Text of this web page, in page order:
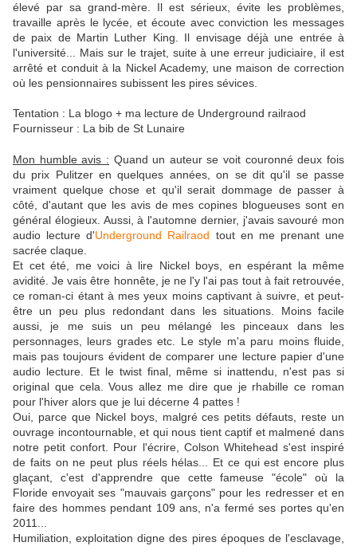
élevé par sa grand-mère. Il est sérieux, évite les problèmes,
travaille après le lycée, et écoute avec conviction les messages
de paix de Martin Luther King. Il envisage déjà une entrée à
l'université... Mais sur le trajet, suite à une erreur judiciaire, il est
arrêté et conduit à la Nickel Academy, une maison de correction
où les pensionnaires subissent les pires sévices.
Tentation : La blogo + ma lecture de Underground railraod
Fournisseur : La bib de St Lunaire
Mon humble avis : Quand un auteur se voit couronné deux fois
du prix Pulitzer en quelques années, on se dit qu'il se passe
vraiment quelque chose et qu'il serait dommage de passer à
côté, d'autant que les avis de mes copines blogueuses sont en
général élogieux. Aussi, à l'automne dernier, j'avais savouré mon
audio lecture d'Underground Railraod tout en me prenant une
sacrée claque.
Et cet été, me voici à lire Nickel boys, en espérant la même
avidité. Je vais être honnête, je ne l'y l'ai pas tout à fait retrouvée,
ce roman-ci étant à mes yeux moins captivant à suivre, et peut-
être un peu plus redondant dans les situations. Moins facile
aussi, je me suis un peu mélangé les pinceaux dans les
personnages, leurs grades etc. Le style m'a paru moins fluide,
mais pas toujours évident de comparer une lecture papier d'une
audio lecture. Et le twist final, même si inattendu, n'est pas si
original que cela. Vous allez me dire que je rhabille ce roman
pour l'hiver alors que je lui décerne 4 pattes !
Oui, parce que Nickel boys, malgré ces petits défauts, reste un
ouvrage incontournable, et qui nous tient captif et malmené dans
notre petit confort. Pour l'écrire, Colson Whitehead s'est inspiré
de faits on ne peut plus réels hélas... Et ce qui est encore plus
glaçant, c'est d'apprendre que cette fameuse "école" où la
Floride envoyait ses "mauvais garçons" pour les redresser et en
faire des hommes pendant 109 ans, n'a fermé ses portes qu'en
2011...
Humiliation, exploitation digne des pires époques de l'esclavage,